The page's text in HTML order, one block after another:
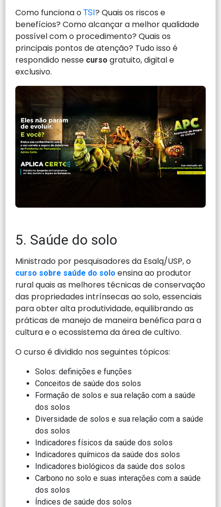
Como funciona oTSI? Quais os riscos e
benefícios? Como alcançar a melhor qualidade
possível com o procedimento? Quais os
principais pontos de atenção? Tudo isso é
respondido nesse cursogratuito, digital e
exclusivo.
5. Saúde do solo
Ministrado por pesquisadores da Esalq/USP, o
curso sobre saúde do solo ensina ao produtor
rural quais as melhores técnicas de conservação
das propriedades intrínsecas ao solo, essenciais
para obter alta produtividade, equilibrando as
práticas de manejo de maneira benéfica para a
cultura e o ecossistema da área de cultivo.
O curso é dividido nos seguintes tópicos:
Solos: definições e funções
Conceitos de saúde dos solos
Formação de solos e sua relação com a saúde
dos solos
Diversidade de solos e sua relação com a saúde
dos solos
Indicadores físicos da saúde dos solos
Indicadores químicos da saúde dos solos
Indicadores biológicos da saúde dos solos
Carbono no solo e suas interações com a saúde
dos solos
Índices de saúde dos solos